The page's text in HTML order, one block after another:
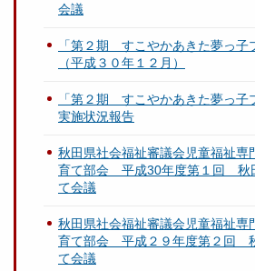
会議
「第２期 すこやかあきた夢っ子
（平成３０年１２月）
「第２期 すこやかあきた夢っ子
実施状況報告
秋田県社会福祉審議会児童福祉
育て部会 平成30年度第１回 秋
て会議
秋田県社会福祉審議会児童福祉
育て部会 平成２９年度第２回
て会議